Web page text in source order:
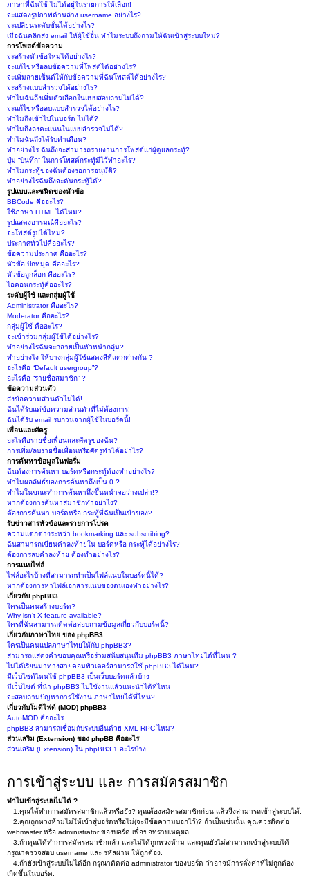
ภาษาที่ฉันใช้ ไม่ได้อยู่ในรายการให้เลือก!
จะแสดงรูปภาพด้านล่าง username อย่างไร?
จะเปลี่ยนระดับขั้นได้อย่างไร?
เมื่อฉันคลิกส่ง email ให้ผู้ใช้อื่น ทำไมระบบถึงถามให้ฉันเข้าสู่ระบบใหม่?
การโพสต์ข้อความ
จะสร้างหัวข้อใหม่ได้อย่างไร?
จะแก้ไขหรือลบข้อความที่โพสต์ได้อย่างไร?
จะเพิ่มลายเซ็นต์ให้กับข้อความที่ฉันโพสต์ได้อย่างไร?
จะสร้างแบบสำรวจได้อย่างไร?
ทำไมฉันถึงเพิ่มตัวเลือกในแบบสอบถามไม่ได้?
จะแก้ไขหรือลบแบบสำรวจได้อย่างไร?
ทำไมถึงเข้าไปในบอร์ด ไม่ได้?
ทำไมถึงลงคะแนนในแบบสำรวจไม่ได้?
ทำไมฉันถึงได้รับคำเตือน?
ทำอย่างไร ฉันถึงจะสามารถรายงานการโพสต์แก่ผู้ดูแลกระทู้?
ปุ่ม “บันทึก” ในการโพสต์กระทู้มีไว้ทำอะไร?
ทำไมกระทู้ของฉันต้องรอการอนุมัติ?
ทำอย่างไรฉันถึงจะดันกระทู้ได้?
รูปแบบและชนิดของหัวข้อ
BBCode คืออะไร?
ใช้ภาษา HTML ได้ไหม?
รูปแสดงอารมณ์คืออะไร?
จะโพสต์รูปได้ไหม?
ประกาศทั่วไปคืออะไร?
ข้อความประกาศ คืออะไร?
หัวข้อ ปักหมุด คืออะไร?
หัวข้อถูกล็อก คืออะไร?
ไอคอนกระทู้คืออะไร?
ระดับผู้ใช้ และกลุ่มผู้ใช้
Administrator คืออะไร?
Moderator คืออะไร?
กลุ่มผู้ใช้ คืออะไร?
จะเข้าร่วมกลุ่มผู้ใช้ได้อย่างไร?
ทำอย่างไรฉันจะกลายเป็นหัวหน้ากลุ่ม?
ทำอย่างไง ให้บางกลุ่มผู้ใช้แสดงสีที่แตกต่างกัน ?
อะไรคือ “Default usergroup”?
อะไรคือ “รายชื่อสมาชิก” ?
ข้อความส่วนตัว
ส่งข้อความส่วนตัวไม่ได้!
ฉันได้รับแต่ข้อความส่วนตัวที่ไม่ต้องการ!
ฉันได้รับ email รบกวนจากผู้ใช้ในบอร์ดนี้!
เพื่อนและศัตรู
อะไรคือรายชื่อเพื่อนและศัตรูของฉัน?
การเพิ่ม/ลบรายชื่อเพื่อนหรือศัตรูทำได้อย่าไร?
การค้นหาข้อมูลในฟอรั่ม
ฉันต้องการค้นหา บอร์ดหรือกระทู้ต้องทำอย่างไร?
ทำไมผลลัพธ์ของการค้นหาถึงเป็น 0 ?
ทำไมในขณะทำการค้นหาถึงขึ้นหน้าจอว่างเปล่า!?
หากต้องการค้นหาสมาชิกทำอย่าไง?
ต้องการค้นหา บอร์ดหรือ กระทู้ที่ฉันเป็นเข้าของ?
รับข่าวสารหัวข้อและรายการโปรด
ความแตกต่างระหว่า bookmarking และ subscribing?
ฉันสามารถเขียนคำลงท้ายใน บอร์ดหรือ กระทู้ได้อย่างไร?
ต้องการลบคำลงท้าย ต้องทำอย่างไร?
การแนบไฟล์
ไฟล์อะไรบ้างที่สามารถทำเป็นไฟล์แนบในบอร์ดนี้ได้?
หากต้องการหาไฟล์เอกสารแนบของตนเองทำอย่างไร?
เกี่ยวกับ phpBB3
ใครเป็นคนสร้างบอร์ด?
Why isn’t X feature available?
ใครที่ฉันสามารถติดต่อสอบถามข้อมูลเกี่ยวกับบอร์ดนี้?
เกี่ยวกับภาษาไทย ของ phpBB3
ใครเป็นคนแปลภาษาไทยให้กับ phpBB3?
สามารถแสดงคำขอบคุณหรือร่วมสนับสนุนทีม phpBB3 ภาษาไทยได้ที่ไหน ?
ไม่ได้เรียนมาทางสายคอมพิวเตอร์สามารถใช้ phpBB3 ได้ไหม?
มีเว็บไซต์ไหนใช้ phpBB3 เป็นเว็บบอร์ดแล้วบ้าง
มีเว็บไซต์ ที่นำ phpBB3 ไปใช้งานแล้วแนะนำได้ที่ไหน
จะสอบถามปัญหาการใช้งาน ภาษาไทยได้ที่ไหน?
เกี่ยวกับโมดิไฟด์ (MOD) phpBB3
AutoMOD คืออะไร
phpBB3 สามารถเชื่อมกับระบบอื่นด้วย XML-RPC ไหม?
ส่วนเสริม (Extension) ของ phpBB คืออะไร
ส่วนเสริม (Extension) ใน phpBB3.1 อะไรบ้าง
การเข้าสู่ระบบ และ การสมัครสมาชิก
ทำไมเข้าสู่ระบบไม่ได้ ?
1.คุณได้ทำการสมัครสมาชิกแล้วหรือยัง? คุณต้องสมัครสมาชิกก่อน แล้วจึงสามารถเข้าสู่ระบบได้.
2.คุณถูกหวงห้ามไม่ให้เข้าสู่บอร์ดหรือไม่(จะมีข้อความบอกไว้)? ถ้าเป็นเช่นนั้น คุณควรติดต่อ
webmaster หรือ administrator ของบอร์ด เพื่อขอทราบเหตุผล.
3.ถ้าคุณได้ทำการสมัครสมาชิกแล้ว และไม่ได้ถูกหวงห้าม และคุณยังไม่สามารถเข้าสู่ระบบได้
กรุณาตรวจสอบ username และ รหัสผ่าน ให้ถูกต้อง.
4.ถ้ายังเข้าสู่ระบบไม่ได้อีก กรุณาติดต่อ administrator ของบอร์ด ว่าอาจมีการตั้งค่าที่ไม่ถูกต้อง
เกิดขึ้นในบอร์ด.